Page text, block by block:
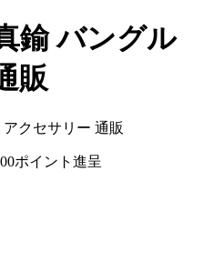
鍮 バングル
販